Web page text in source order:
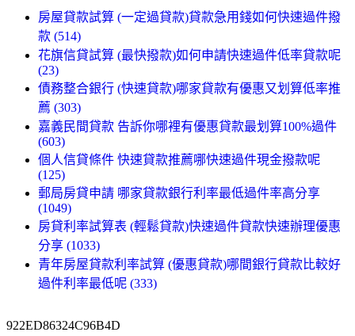
房屋貸款試算 (一定過貸款)貸款急用錢如何快速過件撥
款 (514)
花旗信貸試算 (最快撥款)如何申請快速過件低率貸款呢
(23)
債務整合銀行 (快速貸款)哪家貸款有優惠又划算低率推
薦 (303)
嘉義民間貸款 告訴你哪裡有優惠貸款最划算100%過件
(603)
個人信貸條件 快速貸款推薦哪快速過件現金撥款呢
(125)
郵局房貸申請 哪家貸款銀行利率最低過件率高分享
(1049)
房貸利率試算表 (輕鬆貸款)快速過件貸款快速辦理優惠
分享 (1033)
青年房屋貸款利率試算 (優惠貸款)哪間銀行貸款比較好
過件利率最低呢 (333)
922ED86324C96B4D